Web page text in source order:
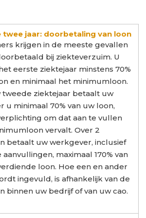
twee jaar: doorbetaling van loon
krijgen in de meeste gevallen
bij ziekteverzuim. U
eerste ziektejaar minstens 70%
en minimaal het minimumloon.
tweede ziektejaar betaalt uw
u minimaal 70% van uw loon,
om dat aan te vullen
vervalt. Over 2
betaalt uw werkgever, inclusief
maximaal 170% van
loon. Hoe een en ander
ingevuld, is afhankelijk van de
binnen uw bedrijf of van uw cao.